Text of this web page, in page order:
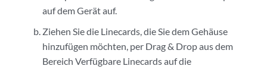
auf dem Gerät auf.
Ziehen Sie die Linecards, die Sie dem Gehäuse
hinzufügen möchten, per Drag & Drop aus dem
Bereich Verfügbare Linecards auf die